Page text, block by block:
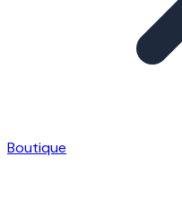
Boutique